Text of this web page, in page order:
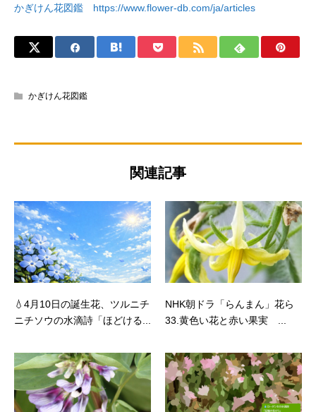
かぎけん花図鑑 https://www.flower-db.com/ja/articles
かぎけん花図鑑
関連記事
💧4月10日の誕生花、ツルニチ
ニチソウの水滴詩「ほどける...
NHK朝ドラ「らんまん」花ら
33.黄色い花と赤い果実 ...